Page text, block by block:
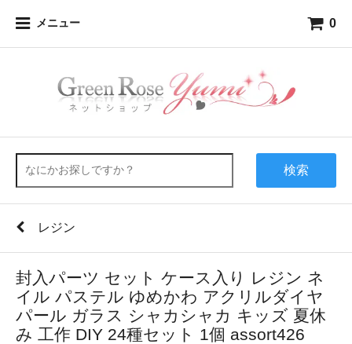
メニュー 0
検索
レジン
封入パーツ セット ケース入り レジン ネ
イル パステル ゆめかわ アクリルダイヤ
パール ガラス シャカシャカ キッズ 夏休
み 工作 DIY 24種セット 1個 assort426